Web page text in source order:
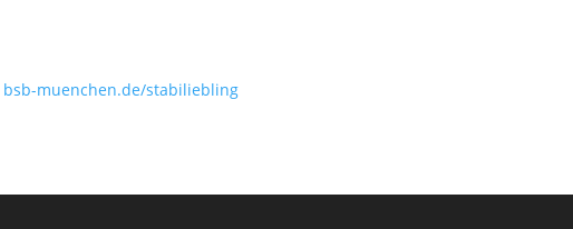
bsb-muenchen.de/stabiliebling